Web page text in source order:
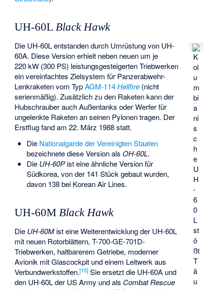
UH-60L Black Hawk
K
ol
u
m
bi
a
ni
s
c
h
e
U
H
-
6
0
L
st
ö
ßt
T
ä
u
Die UH-60L entstanden durch Umrüstung von UH-
60A. Diese Version erhielt neben neuen um je
220 kW (300 PS) leistungsgesteigerten Triebwerken
ein vereinfachtes Zielsystem für Panzerabwehr-
Lenkraketen vom TypAGM-114Hellfire (nicht
serienmäßig). Zusätzlich zu den Raketen kann der
Hubschrauber auch Außentanks oder Werfer für
ungelenkte Raketen an seinen Pylonen tragen. Der
Erstflug fand am 22. März 1988 statt.
Die Nationalgarde der Vereinigten Staaten
bezeichnete diese Version als OH-60L.
Die UH-60Pist eine ähnliche Version für
Südkorea, von der 141 Stück gebaut wurden,
davon 138 bei Korean Air Lines.
UH-60M Black Hawk
Die UH-60M ist eine Weiterentwicklung der UH-60L
mit neuen Rotorblättern, T-700-GE-701D-
Triebwerken, haltbarerem Getriebe, moderner
Avionik mit Glascockpit und einem Leitwerk aus
Verbundwerkstoffen.[15] Sie ersetzt die UH-60A und
den UH-60L der US Army und als Combat Rescue